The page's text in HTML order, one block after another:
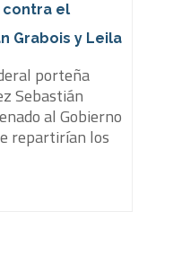
contra el
Grabois y Leila
porteña
Sebastián
al Gobierno
repartirían los